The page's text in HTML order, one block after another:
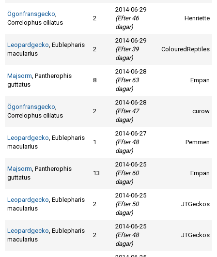
Ögonfransgecko,
Correlophus ciliatus
2
2014-06-29
(Efter 46
dagar)
Henriette
Leopardgecko, Eublepharis
macularius
2
2014-06-29
(Efter 39
dagar)
ColouredReptiles
Majsorm, Pantherophis
guttatus
8
2014-06-28
(Efter 63
dagar)
Empan
Ögonfransgecko,
Correlophus ciliatus
2
2014-06-28
(Efter 47
dagar)
curow
Leopardgecko, Eublepharis
macularius
1
2014-06-27
(Efter 48
dagar)
Pemmen
Majsorm, Pantherophis
guttatus
13
2014-06-25
(Efter 60
dagar)
Empan
Leopardgecko, Eublepharis
macularius
2
2014-06-25
(Efter 50
dagar)
JTGeckos
Leopardgecko, Eublepharis
macularius
2
2014-06-25
(Efter 48
dagar)
JTGeckos